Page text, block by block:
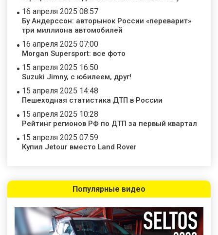
16 апреля 2025 08:57
Бу Андерссон: авторынок России «переварит»
три миллиона автомобилей
16 апреля 2025 07:00
Morgan Supersport: все фото
15 апреля 2025 16:50
Suzuki Jimny, с юбилеем, друг!
15 апреля 2025 14:48
Пешеходная статистика ДТП в России
15 апреля 2025 10:28
Рейтинг регионов РФ по ДТП за первый квартал
15 апреля 2025 07:59
Купил Jetour вместо Land Rover
Популярные видео